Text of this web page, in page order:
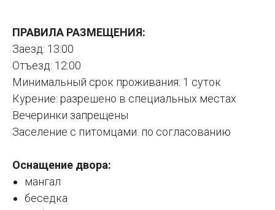
ПРАВИЛА РАЗМЕЩЕНИЯ:
Заезд: 13:00
Отъезд: 12:00
Минимальный срок проживания: 1 суток
Курение: разрешено в специальных местах
Вечеринки запрещены
Заселение с питомцами: по согласованию
Оснащение двора:
мангал
беседка